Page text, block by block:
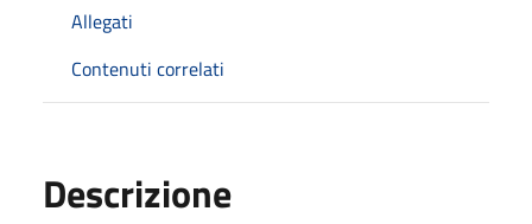
Allegati
Contenuti correlati
Descrizione